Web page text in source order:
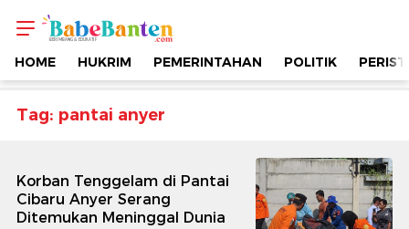
Topik
-
Pantai
Anyer
HOME HUKRIM PEMERINTAHAN POLITIK
Tag: pantai anyer
Korban Tenggelam di Pantai
Cibaru Anyer Serang
Ditemukan Meninggal Dunia